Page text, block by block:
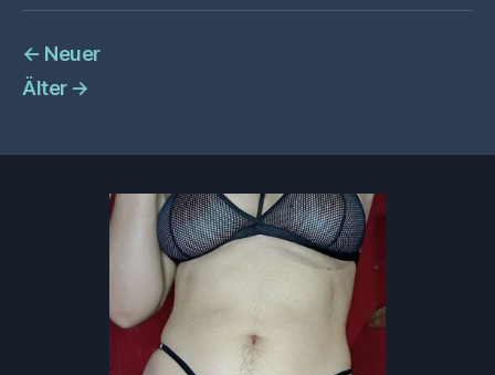
← Neuer
Älter →